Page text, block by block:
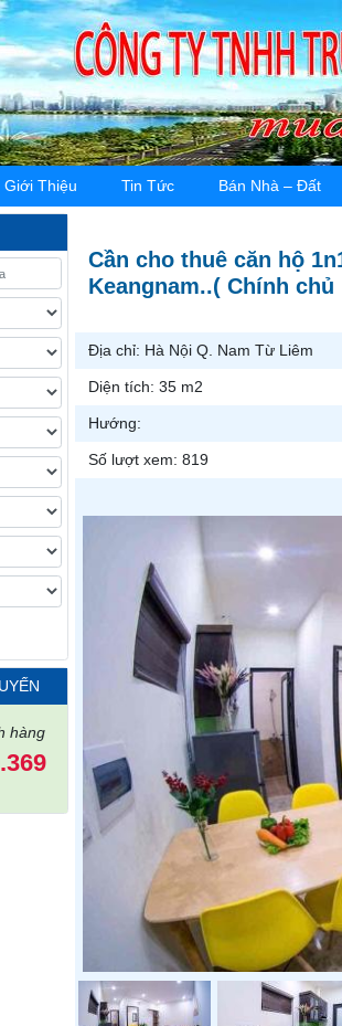
Giới Thiệu Tin Tức Bán Nhà – Đất
hàng
Cần cho thuê căn hộ
Keangnam..( Chính chủ
Địa chỉ: Hà Nội Q. Nam Từ Liêm
Diện tích: 35 m2
Hướng:
Số lượt xem: 819